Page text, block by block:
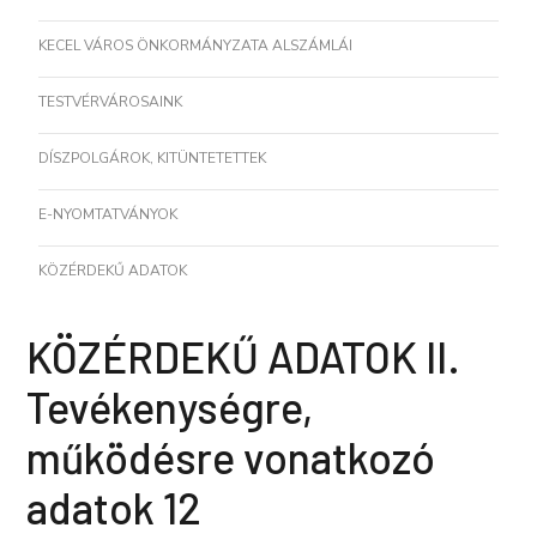
KECEL VÁROS ÖNKORMÁNYZATA ALSZÁMLÁI
TESTVÉRVÁROSAINK
DÍSZPOLGÁROK, KITÜNTETETTEK
E-NYOMTATVÁNYOK
KÖZÉRDEKŰ ADATOK
KÖZÉRDEKŰ ADATOK II.
Tevékenységre,
működésre vonatkozó
adatok 12